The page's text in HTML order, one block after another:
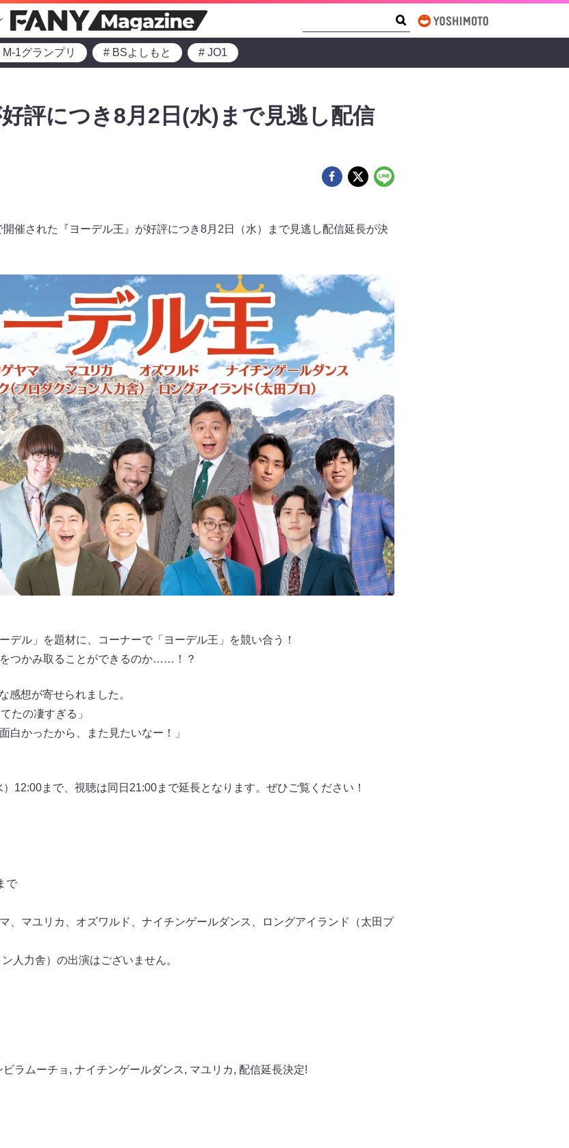
M-1グランプリ # BSよしもと # JO1
好評につき8月2日(水)まで見逃し配信
催された『ヨーデル王』が好評につき8月2日（水）まで見逃し配信延長が決
デル」を題材に、コーナーで「ヨーデル王」を競い合う！
つかみ取ることができるのか……！？
感想が寄せられました。
たの凄すぎる」
白かったから、また見たいなー！」
12:00まで、視聴は同日21:00まで延長となります。ぜひご覧ください！
で
、マユリカ、オズワルド、ナイチンゲールダンス、ロングアイランド（太田プ
人力舎）の出演はございません。
ビラムーチョ , ナイチンゲールダンス, マユリカ, 配信延長決定!